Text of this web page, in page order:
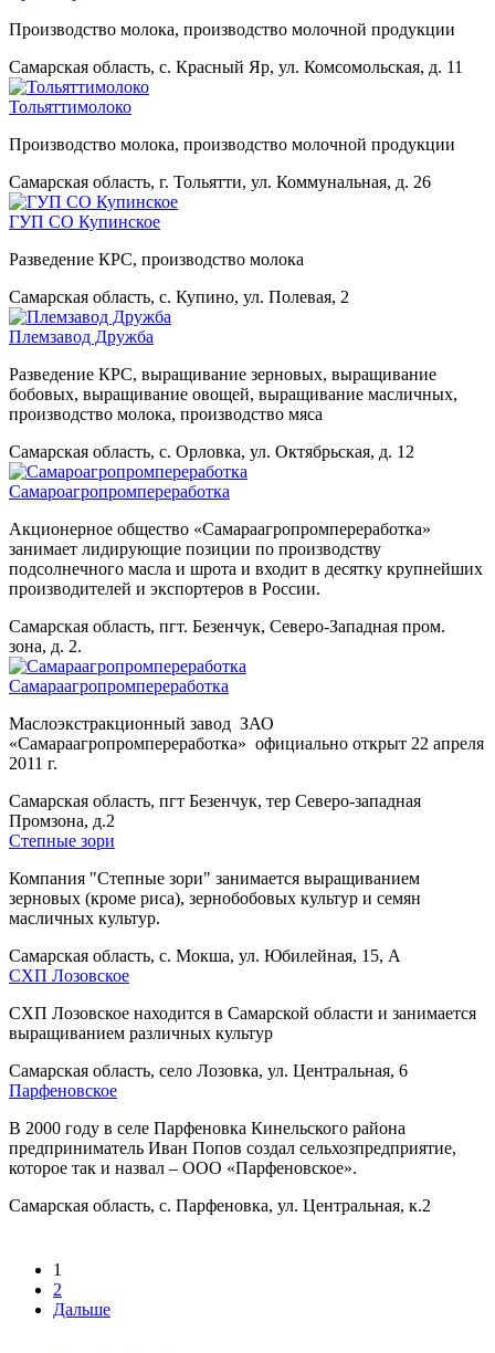
Производство молока, производство молочной продукции
Самарская область, с. Красный Яр, ул. Комсомольская, д. 11
Тольяттимолоко
Производство молока, производство молочной продукции
Самарская область, г. Тольятти, ул. Коммунальная, д. 26
ГУП СО Купинское
Разведение КРС, производство молока
Самарская область, с. Купино, ул. Полевая, 2
Племзавод Дружба
Разведение КРС, выращивание зерновых, выращивание
бобовых, выращивание овощей, выращивание масличных,
производство молока, производство мяса
Самарская область, с. Орловка, ул. Октябрьская, д. 12
Самароагропромпереработка
Акционерное общество «Самараагропромпереработка»
занимает лидирующие позиции по производству
подсолнечного масла и шрота и входит в десятку крупнейших
производителей и экспортеров в России.
Самарская область, пгт. Безенчук, Северо-Западная пром.
зона, д. 2.
Самараагропромпереработка
Маслоэкстракционный завод ЗАО
«Самараагропромпереработка» официально открыт 22 апреля
2011 г.
Самарская область, пгт Безенчук, тер Северо-западная
Промзона, д.2
Степные зори
Компания "Степные зори" занимается выращиванием
зерновых (кроме риса), зернобобовых культур и семян
масличных культур.
Самарская область, с. Мокша, ул. Юбилейная, 15, А
СХП Лозовское
СХП Лозовское находится в Самарской области и занимается
выращиванием различных культур
Самарская область, село Лозовка, ул. Центральная, 6
Парфеновское
В 2000 году в селе Парфеновка Кинельского района
предприниматель Иван Попов создал сельхозпредприятие,
которое так и назвал – ООО «Парфеновское».
Самарская область, с. Парфеновка, ул. Центральная, к.2
1
2
Дальше